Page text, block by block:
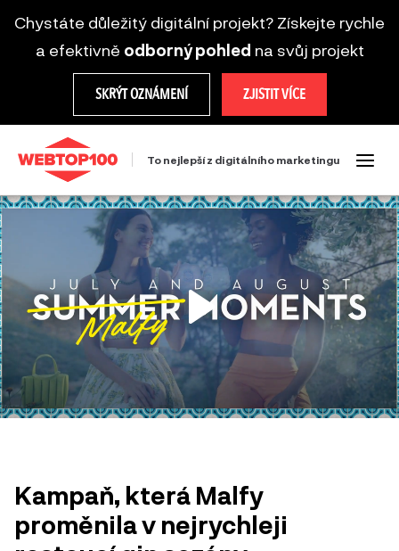
Chystáte důležitý digitální projekt? Získejte rychle
a efektivně odborný pohled na svůj projekt
SKRÝT OZNÁMENÍ ZJISTIT VÍCE
To nejlepší z digitálního marketingu
Kampaň, která Malfy
proměnila v nejrychleji